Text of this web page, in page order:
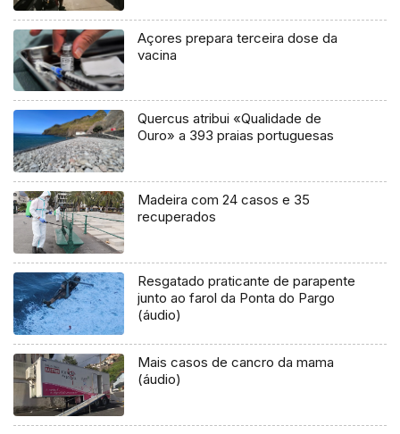
Açores prepara terceira dose da
vacina
Quercus atribui «Qualidade de
Ouro» a 393 praias portuguesas
Madeira com 24 casos e 35
recuperados
Resgatado praticante de parapente
junto ao farol da Ponta do Pargo
(áudio)
Mais casos de cancro da mama
(áudio)